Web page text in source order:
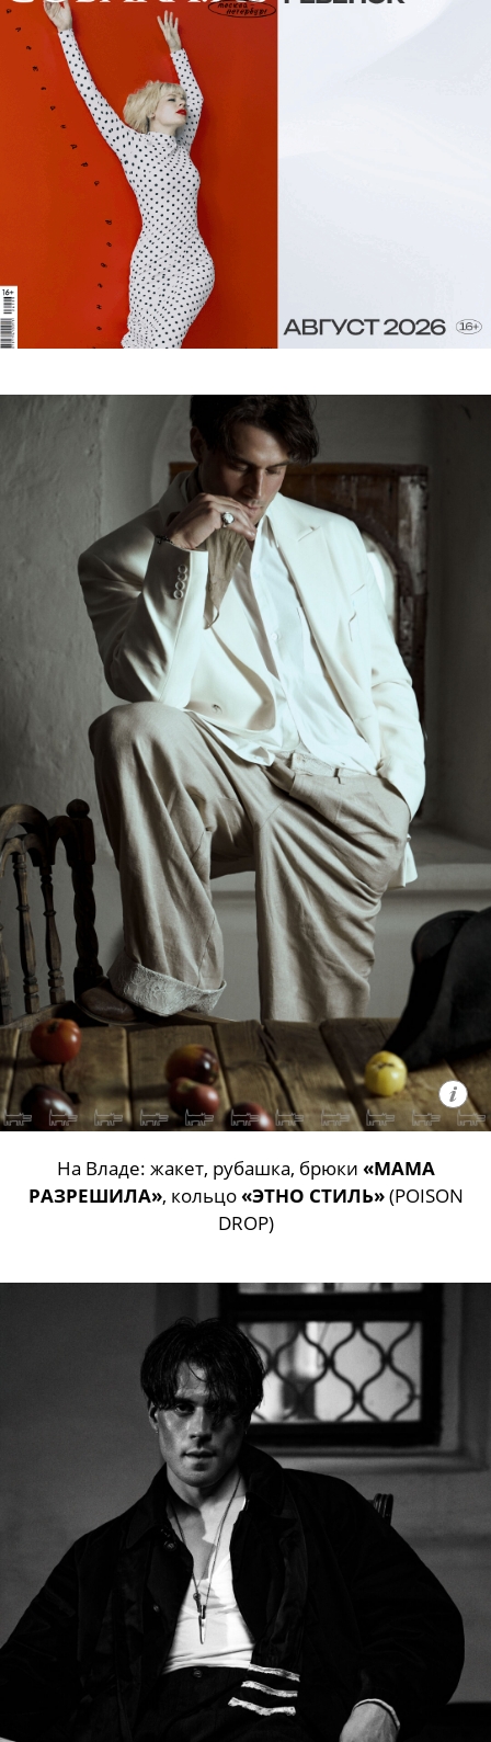
На Владе: жакет, рубашка, брюки «МАМА
РАЗРЕШИЛА», кольцо«ЭТНО СТИЛЬ»(POISON
DROP)